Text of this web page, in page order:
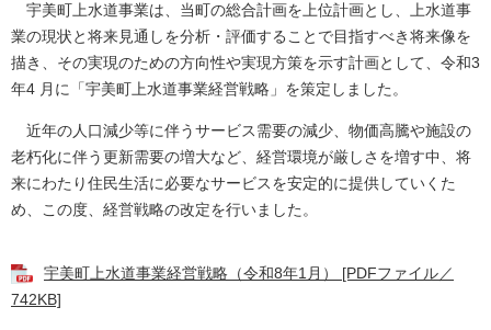
宇美町上水道事業は、当町の総合計画を上位計画とし、上水道事
業の現状と将来見通しを分析・評価することで目指すべき将来像を
描き、その実現のための方向性や実現方策を示す計画として、令和3
年4 月に「宇美町上水道事業経営戦略」を策定しました。
近年の人口減少等に伴うサービス需要の減少、物価高騰や施設の
老朽化に伴う更新需要の増大など、経営環境が厳しさを増す中、将
来にわたり住民生活に必要なサービスを安定的に提供していくた
め、この度、経営戦略の改定を行いました。
宇美町上水道事業経営戦略（令和8年1月） [PDFファイル／
742KB]